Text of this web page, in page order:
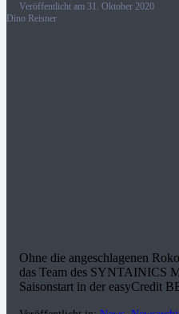
Veröffentlicht am 31. Oktober 2020
Dino Reisner
Ohne die angeschlagenen
das Team des SYNTAINICS
Saisonstart in der easyCredit